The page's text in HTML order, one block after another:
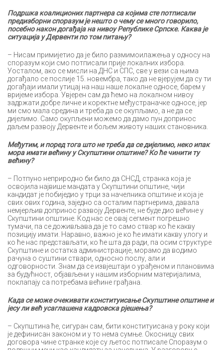
Подршка коалиционих партнера са којима сте потписали
предизборни споразум је нешто о чему се много говорило,
посебно након догађаја на нивоу Републике Српске. Каква је
ситуација у Дервенти по том питању?
– Нисам примијетио да је било размимоилажења у односу на
споразум који смо потписали прије локалних избора.
Уосталом, ако се мисли на ДНС и СПС, све у вези са њима
догађало се послије 15. новембра, тако да не вјерујем да су ти
догађаји имали утицај на наш наше локалне односе, барем у
вријеме избора. Увјерен сам да ћемо на локалном нивоу
задржати добре личне и коректне међустраначке односе, јер
ми смо мала средина и треба да се окупљамо, а не да се
дијелимо. Само окупљени можемо да дамо пун допринос
даљем развоју Дервенте и бољем животу наших становника.
Међутим, и поред тога што не треба да се дијелимо, неко ипак
мора имати већину у Скупштини општине? Ко ће чинити ту
већину?
– Потпуно неприродно би било да СНСД, странка која је
освојила највише мандата у Скупштини општине, чији
кандидат је побиједио у трци за начелника општине и која је
свих ових година, заједно са осталим партнерима, давала
немјерљив допринос развоју Дервенте, не буде дио већине у
Скупштини општине. Код нас се овај сегмент погрешно
тумачи, па се доживљава да је то само ствар ко ће какву
позицију имати. Наравно, важно је ко ће имати какву улогу и
ко ће нас представљати, ко ће шта да ради, па осим структуре
Скупштине и остатка администрације, морамо да водимо
рачуна о суштини ствари, односно послу, али и
одговорности. Знам да се извјештаји о урађеном и плановима
за будућност, објављени у нашим изборним материјалима,
поклапају са потребама већине грађана.
Када се може очекивати конституисање Скупштине општине и
јесу ли већ усаглашена кадровска рјешења?
– Скупштина ће, сигуран сам, бити конституисана у року који
је дефинисан законом и у то нема сумње. Окосницу свих
договора чине странке које су љетос потписале Споразум о